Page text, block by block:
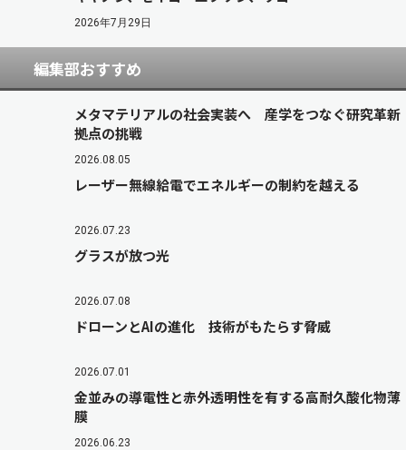
2026年7月29日
編集部おすすめ
メタマテリアルの社会実装へ 産学をつなぐ研究革新
拠点の挑戦
2026.08.05
レーザー無線給電でエネルギーの制約を越える
2026.07.23
グラスが放つ光
2026.07.08
ドローンとAIの進化 技術がもたらす脅威
2026.07.01
金並みの導電性と赤外透明性を有する高耐久酸化物薄
膜
2026.06.23